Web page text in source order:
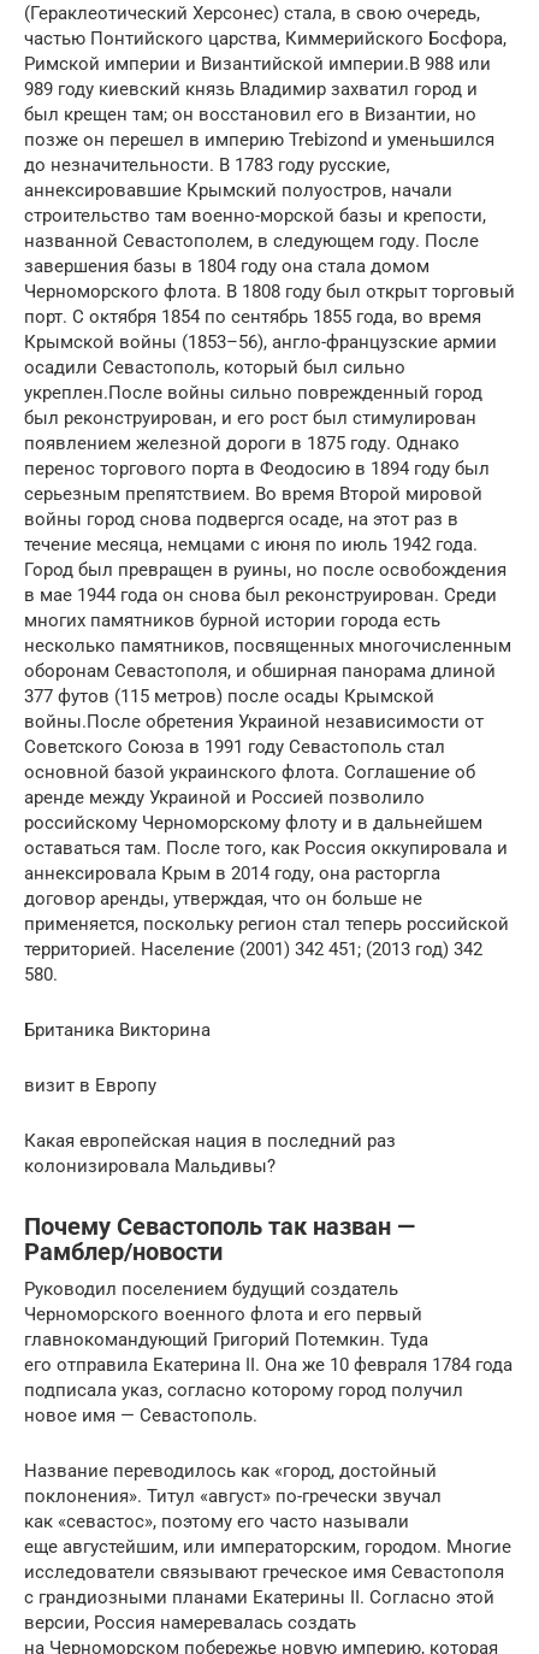
(Гераклеотический Херсонес) стала, в свою очередь,
частью Понтийского царства, Киммерийского Босфора,
Римской империи и Византийской империи.В 988 или
989 году киевский князь Владимир захватил город и
был крещен там; он восстановил его в Византии, но
позже он перешел в империю Trebizond и уменьшился
до незначительности. В 1783 году русские,
аннексировавшие Крымский полуостров, начали
строительство там военно-морской базы и крепости,
названной Севастополем, в следующем году. После
завершения базы в 1804 году она стала домом
Черноморского флота. В 1808 году был открыт торговый
порт. С октября 1854 по сентябрь 1855 года, во время
Крымской войны (1853–56), англо-французские армии
осадили Севастополь, который был сильно
укреплен.После войны сильно поврежденный город
был реконструирован, и его рост был стимулирован
появлением железной дороги в 1875 году. Однако
перенос торгового порта в Феодосию в 1894 году был
серьезным препятствием. Во время Второй мировой
войны город снова подвергся осаде, на этот раз в
течение месяца, немцами с июня по июль 1942 года.
Город был превращен в руины, но после освобождения
в мае 1944 года он снова был реконструирован. Среди
многих памятников бурной истории города есть
несколько памятников, посвященных многочисленным
оборонам Севастополя, и обширная панорама длиной
377 футов (115 метров) после осады Крымской
войны.После обретения Украиной независимости от
Советского Союза в 1991 году Севастополь стал
основной базой украинского флота. Соглашение об
аренде между Украиной и Россией позволило
российскому Черноморскому флоту и в дальнейшем
оставаться там. После того, как Россия оккупировала и
аннексировала Крым в 2014 году, она расторгла
договор аренды, утверждая, что он больше не
применяется, поскольку регион стал теперь российской
территорией. Население (2001) 342 451; (2013 год) 342
580.
Британика Викторина
визит в Европу
Какая европейская нация в последний раз
колонизировала Мальдивы?
Почему Севастополь так назван —
Рамблер/новости
Руководил поселением будущий создатель
Черноморского военного флота и его первый
главнокомандующий Григорий Потемкин. Туда
его отправила Екатерина II. Она же 10 февраля 1784 года
подписала указ, согласно которому город получил
новое имя — Севастополь.
Название переводилось как «город, достойный
поклонения». Титул «август» по-гречески звучал
как «севастос», поэтому его часто называли
еще августейшим, или императорским, городом. Многие
исследователи связывают греческое имя Севастополя
с грандиозными планами Екатерины II. Согласно этой
версии, Россия намеревалась создать
на Черноморском побережье новую империю, которая